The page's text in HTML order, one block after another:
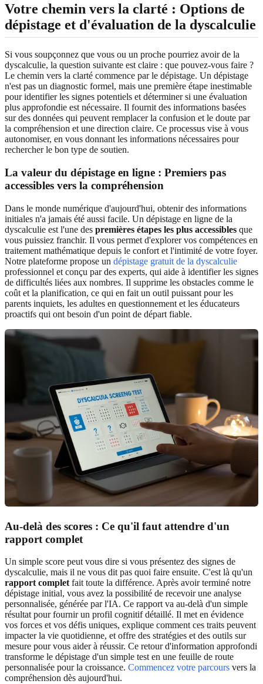
Votre chemin vers la clarté : Options de
dépistage et d'évaluation de la dyscalculie
Si vous soupçonnez que vous ou un proche pourriez avoir de la
dyscalculie, la question suivante est claire : que pouvez-vous faire ?
Le chemin vers la clarté commence par le dépistage. Un dépistage
n'est pas un diagnostic formel, mais une première étape inestimable
pour identifier les signes potentiels et déterminer si une évaluation
plus approfondie est nécessaire. Il fournit des informations basées
sur des données qui peuvent remplacer la confusion et le doute par
la compréhension et une direction claire. Ce processus vise à vous
autonomiser, en vous donnant les informations nécessaires pour
rechercher le bon type de soutien.
La valeur du dépistage en ligne : Premiers pas
accessibles vers la compréhension
Dans le monde numérique d'aujourd'hui, obtenir des informations
initiales n'a jamais été aussi facile. Un dépistage en ligne de la
dyscalculie est l'une des premières étapes les plus accessibles que
vous puissiez franchir. Il vous permet d'explorer vos compétences en
traitement mathématique depuis le confort et l'intimité de votre foyer.
Notre plateforme propose un dépistage gratuit de la dyscalculie
professionnel et conçu par des experts, qui aide à identifier les signes
de difficultés liées aux nombres. Il supprime les obstacles comme le
coût et la planification, ce qui en fait un outil puissant pour les
parents inquiets, les adultes en questionnement et les éducateurs
proactifs qui ont besoin d'un point de départ fiable.
Au-delà des scores : Ce qu'il faut attendre d'un
rapport complet
Un simple score peut vous dire si vous présentez des signes de
dyscalculie, mais il ne vous dit pas quoi faire ensuite. C'est là qu'un
rapport completfait toute la différence. Après avoir terminé notre
dépistage initial, vous avez la possibilité de recevoir une analyse
personnalisée, générée par l'IA. Ce rapport va au-delà d'un simple
résultat pour fournir un profil cognitif détaillé. Il met en évidence
vos forces et vos défis uniques, explique comment ces traits peuvent
impacter la vie quotidienne, et offre des stratégies et des outils sur
mesure pour vous aider à réussir. Ce retour d'information approfondi
transforme le dépistage d'un simple test en une feuille de route
personnalisée pour la croissance. Commencez votre parcours vers la
compréhension dès aujourd'hui.